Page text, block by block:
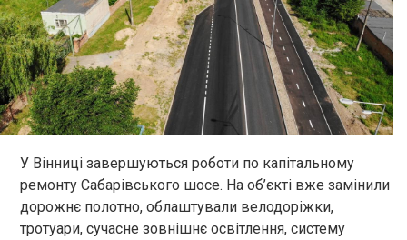
У Вінниці завершуються роботи по капітальному
ремонту Сабарівського шосе. На об’єкті вже замінили
дорожнє полотно, облаштували велодоріжки,
тротуари, сучасне зовнішнє освітлення, систему